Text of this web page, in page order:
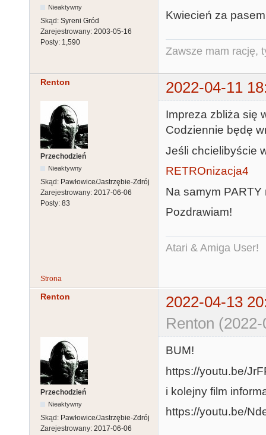
Nieaktywny
Skąd: Syreni Gród
Zarejestrowany: 2003-05-16
Posty: 1,590
Kwiecień za
Zawsze mam rację,
Renton 2022-04-11
Przechodzień
Nieaktywny
Skąd: Pawłowice/Jastrzębie-Zdrój
Zarejestrowany: 2017-06-06
Posty: 83
Impreza zbliża się
Codziennie będę
Jeśli chcielibyście
RETROnizacja4
Na samym
Pozdrawiam!
Atari & Amiga User!
Strona
Renton
2022-04-13
Renton
Przechodzień
Nieaktywny
Skąd: Pawłowice/Jastrzębie-Zdrój
Zarejestrowany: 2017-06-06
BUM!
https://youtu.be/
i kolejny film
https://youtu.be/